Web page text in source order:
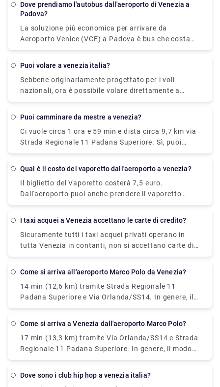
treno moderno e lussuoso ti porterà a destinazione
a Venezia in sole tre ore, ma se hai fretta potresti
anche prendere il treno. Con un'auto, il viaggio
per tutti i giorni che puoi permetterti per un viaggio
indimenticabile attraverso il Nord Italia.
Dove prendiamo l'autobus dall'aeroporto di Venezia a
Padova?
La soluzione più economica per arrivare da
Aeroporto Venice (VCE) a Padova è bus che costa
€6 - €8 e impiega 1h 25min.La soluzione più rapida
Puoi volare a venezia italia?
Sebbene originariamente progettato per i voli
nazionali, ora è possibile volare direttamente a
Venezia dalla maggior parte delle principali città
terminal senza dover camminare per miglia. I
viaggiatori che desiderano prenotare un volo per
Venezia hanno due principali opzioni per
l'aeroporto. Vale a dire, Aeroporto Marco Polo di
L'Aeroporto Marco Polo di Venezia è il principale
aeroporto di Venezia e la maggior parte dei
suoi terminal.
Puoi camminare da mestre a venezia?
Ci vuole circa 1 ora e 59 min e dista circa 9,7 km via
Strada Regionale 11 Padana Superiore. Sì, puoi
correre, o camminare, da Mestre a Venezia. Dista
Santa Lucia/Piazzale Roma e non è bellissimo.
Qual è il costo del vaporetto dall'aeroporto a venezia?
Il biglietto del Vaporetto costerà 7,5 euro.
Dall'aeroporto puoi anche prendere il vaporetto
Alilaguna diretto a Venezia. Il molo è a dieci minuti a
attraverso la laguna durerà più di un'ora a seconda
della fermata alla quale scendi.
I taxi acquei a Venezia accettano le carte di credito?
Sicuramente tutti i taxi acquei privati operano in
tutta Venezia in contanti, non si accettano carte di
credito.
Come si arriva all'aeroporto Marco Polo da Venezia?
14 min (12,6 km) tramite Strada Regionale 11
Padana Superiore e Via Orlanda/SS14. In genere, il
modo migliore per arrivare dall'aeroporto a Venezia
a Piazzale Roma e poi salire sul Vaporetto. Oppure
puoi prendere il vaporetto Alilaguna direttamente
dall'aeroporto e scendere al terminal più vicino a
dove alloggi.
Come si arriva a Venezia dall'aeroporto Marco Polo?
17 min (13,3 km) tramite Via Orlanda/SS14 e Strada
Regionale 11 Padana Superiore. In genere, il modo
migliore per arrivare dall'aeroporto a Venezia è
Piazzale Roma e poi salire sul Vaporetto. Oppure
dove sono i club hip hop a venezia italia?